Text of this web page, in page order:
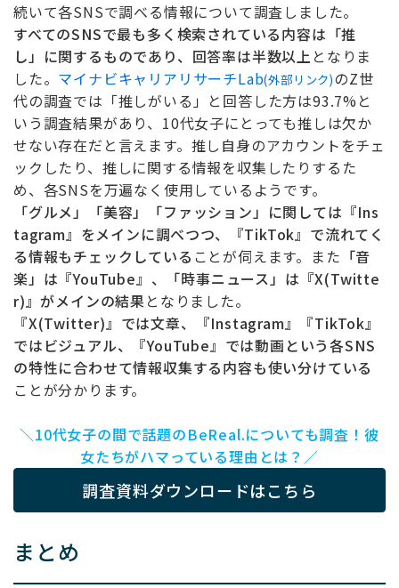
続いて各SNSで調べる情報について調査しました。
すべてのSNSで最も多く検索されている内容は「推
し」に関するものであり、回答率は半数以上 となりま
した。 マイナビキャリアリサーチLab(外部リンク)のZ世
代の調査では「推しがいる」と回答した方は93.7%と
いう調査結果があり、10代女子にとっても推しは欠か
せない存在だと言えます。推し自身のアカウントをチェ
ックしたり、推しに関する情報を収集したりするた
め、各SNSを万遍なく使用しているようです。
「グルメ」「美容」「ファッション」に関しては『Ins
tagram』をメインに調べつつ、『TikTok』で流れてく
る情報もチェックしている ことが伺えます。また 「音
楽」は『YouTube』、「時事ニュース」は『X(Twitte
r)』がメインの結果 となりました。
『X(Twitter)』では文章、『Instagram』『TikTok』
ではビジュアル、『YouTube』では動画という各SNS
の特性に合わせて情報収集する内容も使い分けている
ことが分かります。
＼10代女子の間で話題のBeReal.についても調査！彼
女たちがハマっている理由とは？／
調査資料ダウンロードはこちら
まとめ